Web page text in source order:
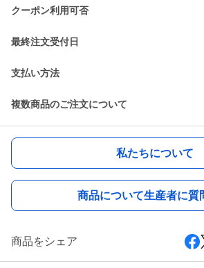
クーポン利用可否
最終注文受付日
支払い方法
複数商品のご注文について
私たちについて
商品について生産者に質
商品をシェア